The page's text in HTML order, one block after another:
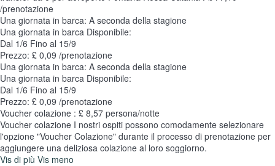
/prenotazione
Una giornata in barca: A seconda della stagione
Una giornata in barca Disponibile:
Dal 1/6 Fino al 15/9
Prezzo: £ 0,09 /prenotazione
Una giornata in barca: A seconda della stagione
Una giornata in barca Disponibile:
Dal 1/6 Fino al 15/9
Prezzo: £ 0,09 /prenotazione
Voucher colazione : £ 8,57 persona/notte
Voucher colazione I nostri ospiti possono comodamente selezionare
l'opzione "Voucher Colazione" durante il processo di prenotazione per
aggiungere una deliziosa colazione al loro soggiorno.
Vis di più Vis meno